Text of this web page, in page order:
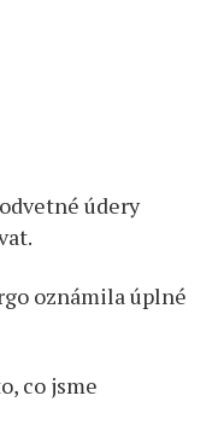
údery
oznámila úplné
co jsme